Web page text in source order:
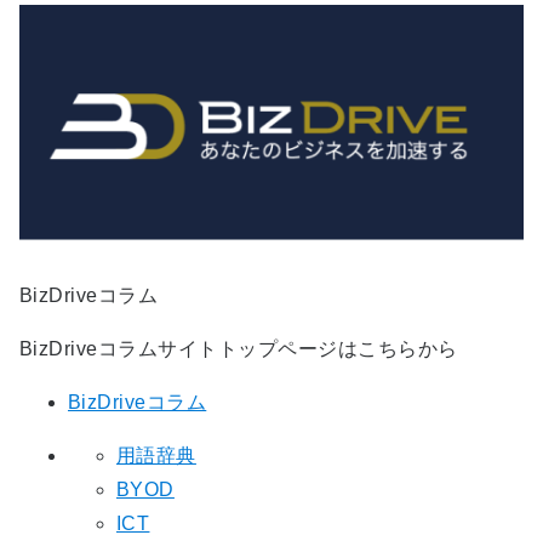
BizDriveコラム
BizDriveコラムサイトトップページはこちらから
BizDriveコラム
用語辞典
BYOD
ICT